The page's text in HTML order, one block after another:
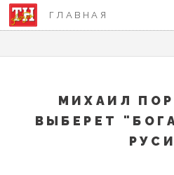
ГЛАВНАЯ
МИХАИЛ
ВЫБЕРЕТ